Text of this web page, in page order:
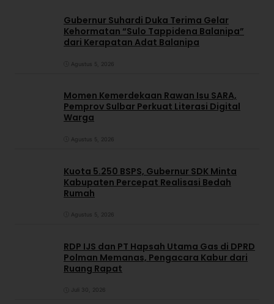
Gubernur Suhardi Duka Terima Gelar
Kehormatan “Sulo Tappidena Balanipa”
dari Kerapatan Adat Balanipa
Agustus 5, 2026
Momen Kemerdekaan Rawan Isu SARA,
Pemprov Sulbar Perkuat Literasi Digital
Warga
Agustus 5, 2026
Kuota 5.250 BSPS, Gubernur SDK Minta
Kabupaten Percepat Realisasi Bedah
Rumah
Agustus 5, 2026
RDP IJS dan PT Hapsah Utama Gas di DPRD
Polman Memanas, Pengacara Kabur dari
Ruang Rapat
Juli 30, 2026